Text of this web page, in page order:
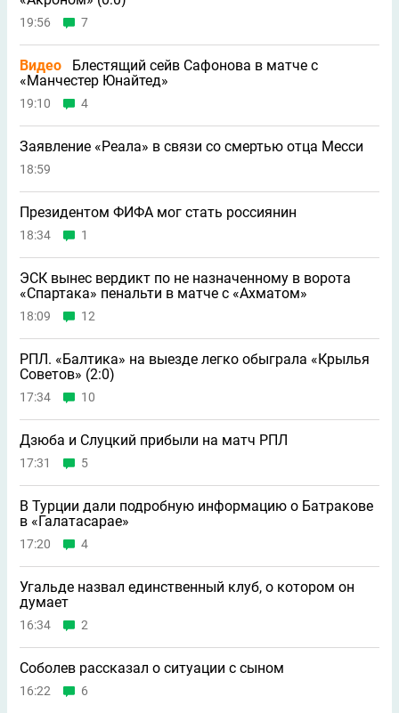
19:56 7
Видео
Блестящий сейв Сафонова в матче с
«Манчестер Юнайтед»
19:10 4
Заявление «Реала» в связи со смертью отца Месси
18:59
Президентом ФИФА мог стать россиянин
18:34 1
ЭСК вынес вердикт по не назначенному в ворота
«Спартака» пенальти в матче с «Ахматом»
18:09 12
РПЛ. «Балтика» на выезде легко обыграла «Крылья
Советов» (2:0)
17:34 10
Дзюба и Слуцкий прибыли на матч РПЛ
17:31 5
В Турции дали подробную информацию о Батракове
в «Галатасарае»
17:20 4
Угальде назвал единственный клуб, о котором он
думает
16:34 2
Соболев рассказал о ситуации с сыном
16:22 6